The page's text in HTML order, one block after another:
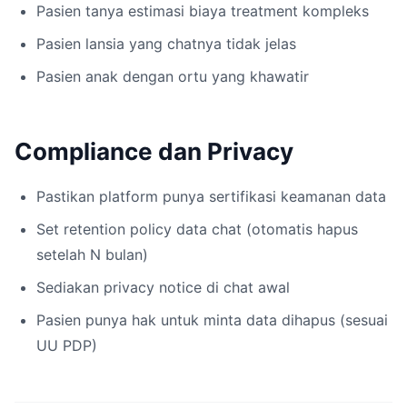
Pasien tanya estimasi biaya treatment kompleks
Pasien lansia yang chatnya tidak jelas
Pasien anak dengan ortu yang khawatir
Compliance dan Privacy
Pastikan platform punya sertifikasi keamanan data
Set retention policy data chat (otomatis hapus
setelah N bulan)
Sediakan privacy notice di chat awal
Pasien punya hak untuk minta data dihapus (sesuai
UU PDP)